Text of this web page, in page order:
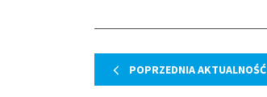
POPRZEDNIA AKTUALNOŚĆ